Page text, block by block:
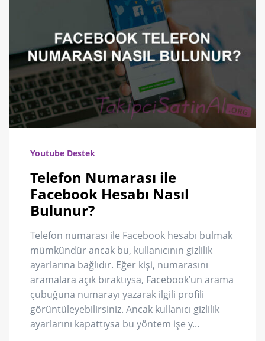
Youtube Destek
Telefon Numarası ile
Facebook Hesabı Nasıl
Bulunur?
Telefon numarası ile Facebook hesabı bulmak
mümkündür ancak bu, kullanıcının gizlilik
ayarlarına bağlıdır. Eğer kişi, numarasını
aramalara açık bıraktıysa, Facebook’un arama
çubuğuna numarayı yazarak ilgili profili
görüntüleyebilirsiniz. Ancak kullanıcı gizlilik
ayarlarını kapattıysa bu yöntem işe y...